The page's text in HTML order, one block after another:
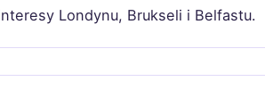
Londynu, Brukseli i Belfastu.